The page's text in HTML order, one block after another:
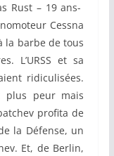
Rust – 19 ans-
Cessna
la barbe de tous
L’URSS et sa
ridiculisées.
plus peur mais
profita de
la Défense, un
Et, de Berlin,